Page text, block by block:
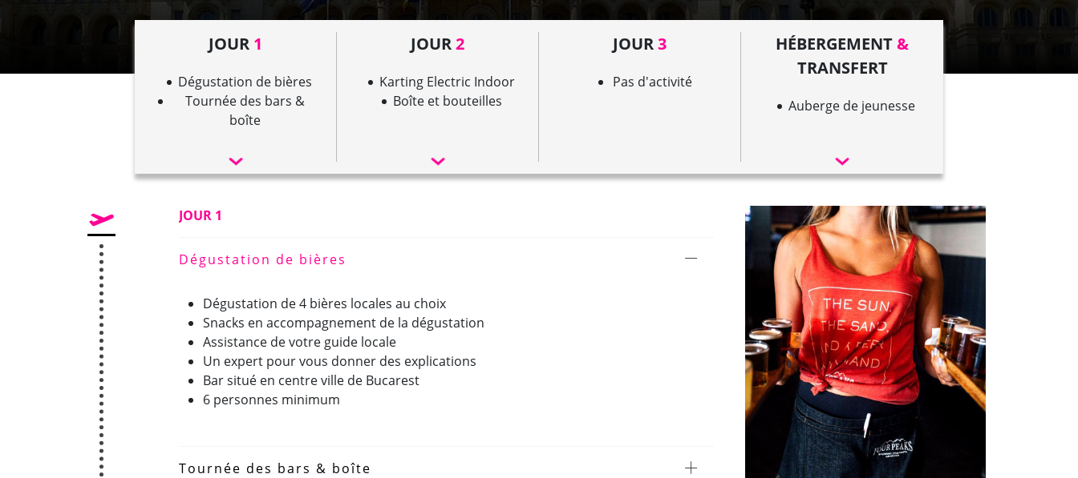
JOUR 1
Dégustation de bières
Tournée des bars &
boîte
JOUR2
Karting Electric Indoor
Boîte et bouteilles
JOUR3
Pas d'activité
HÉBERGEMENT&
TRANSFERT
Auberge de jeunesse
JOUR 1
Dégustation de bières
Dégustation de 4 bières locales au choix
Snacks en accompagnement de la dégustation
Assistance de votre guide locale
Un expert pour vous donner des explications
Bar situé en centre ville de Bucarest
6 personnes minimum
Tournée des bars & boîte